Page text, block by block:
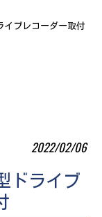
ブレコーダー取付
2022/02/06
ライブ